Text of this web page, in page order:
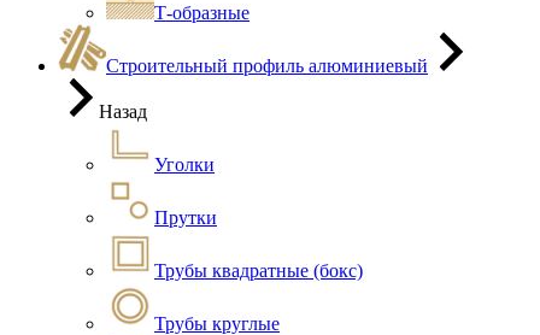
Т-образные
Строительный профиль алюминиевый
Назад
Уголки
Прутки
Трубы квадратные (бокс)
Трубы круглые